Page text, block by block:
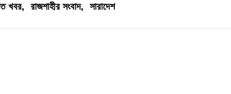
খবর, রাজশাহীর সংবাদ, সারাদেশ